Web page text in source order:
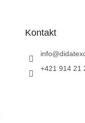
Kontakt
info@
+421 914 21